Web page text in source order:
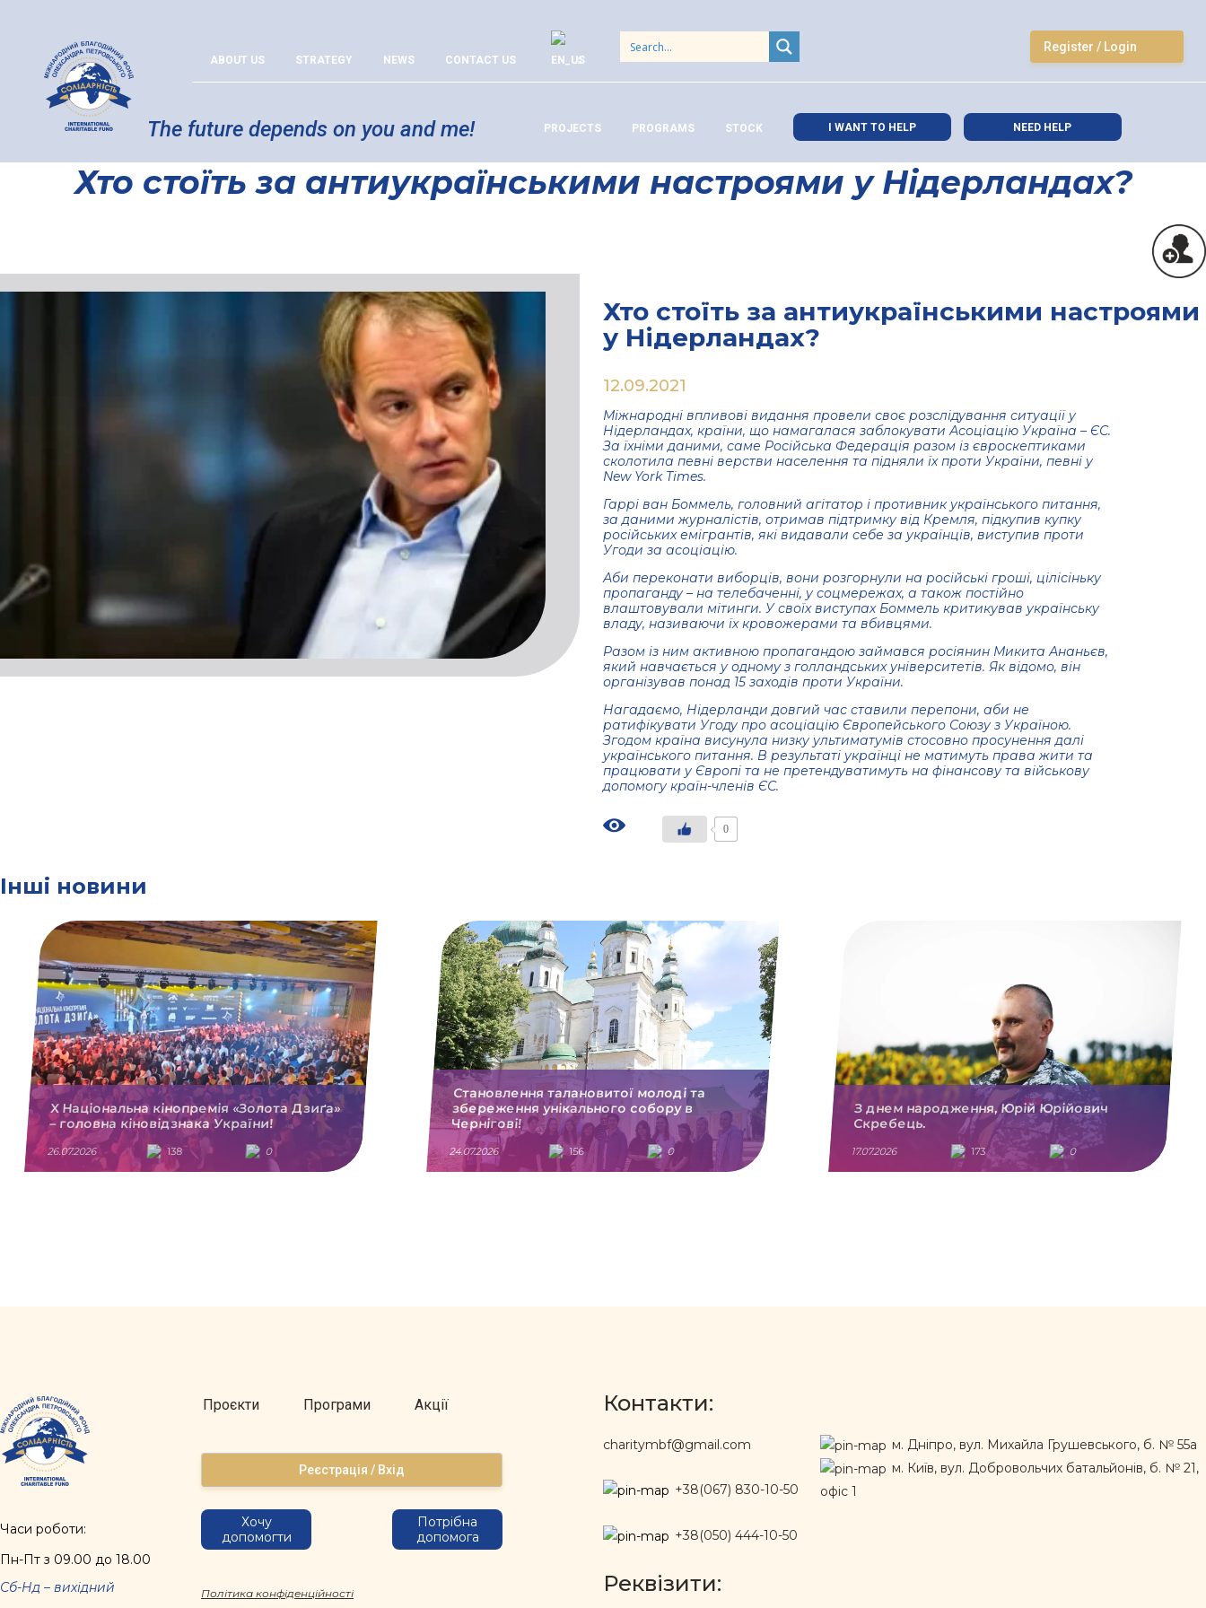
ABOUT US STRATEGY NEWS CONTACT US
Register / Login
The future depends on you and me! PROJECTS PROGRAMS STOCK I WANT TO HELP NEED HELP
Хто стоїть за антиукраїнськими настроями у Нідерландах?
Хто стоїть за антиукраїнськими настроями
у Нідерландах?
12.09.2021
Міжнародні впливові видання провели своє розслідування ситуації у
Нідерландах, країни, що намагалася заблокувати Асоціацію Україна – ЄС.
За їхніми даними, саме Російська Федерація разом із євроскептиками
сколотила певні верстви населення та підняли їх проти України, певні у
New York Times.
Гаррі ван Боммель, головний агітатор і противник українського питання,
за даними журналістів, отримав підтримку від Кремля, підкупив купку
російських емігрантів, які видавали себе за українців, виступив проти
Угоди за асоціацію.
Аби переконати виборців, вони розгорнули на російські гроші, цілісіньку
пропаганду – на телебаченні, у соцмережах, а також постійно
влаштовували мітинги. У своїх виступах Боммель критикував українську
владу, називаючи їх кровожерами та вбивцями.
Разом із ним активною пропагандою займався росіянин Микита Ананьєв,
який навчається у одному з голландських університетів. Як відомо, він
організував понад 15 заходів проти України.
Нагадаємо, Нідерланди довгий час ставили перепони, аби не
ратифікувати Угоду про асоціацію Європейського Союзу з Україною.
Згодом країна висунула низку ультиматумів стосовно просунення далі
українського питання. В результаті українці не матимуть права жити та
працювати у Європі та не претендуватимуть на фінансову та військову
допомогу країн-членів ЄС.
0
Інші новини
X Національна кінопремія «Золота Дзиґа»
– головна кіновідзнака України!
26.07.2026 138 0
Становлення талановитої молоді та
збереження унікального собору в
Чернігові!
24.07.2026 156 0
З днем народження, Юрій Юрійович
Скребець.
17.07.2026 173 0
Часи роботи:
Пн-Пт з 09.00 до 18.00
Сб-Нд – вихідний
Проєкти Програми Акції
Реєстрація / Вхід
Хочу
допомогти
Потрібна
допомога
Політика конфіденційності
Контакти:
charitymbf@gmail.com
+38(067) 830-10-50
+38(050) 444-10-50
м. Дніпро, вул. Михайла Грушевського, б. № 55а
м. Київ, вул. Добровольчих батальйонів, б. № 21,
офіс 1
Реквізити: